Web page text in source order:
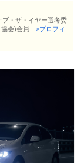
ブ・ザ・イヤー選考委
協会)会員 >プロフィ